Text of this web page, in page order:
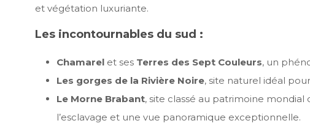
et végétation luxuriante.
Les incontournables du sud :
Chamarel et ses Terres des Sept Couleurs, un
Les gorges de la Rivière Noire, site naturel idéal
Le Morne Brabant, site classé au patrimoine mondial
l’esclavage et une vue panoramique exceptionnelle.